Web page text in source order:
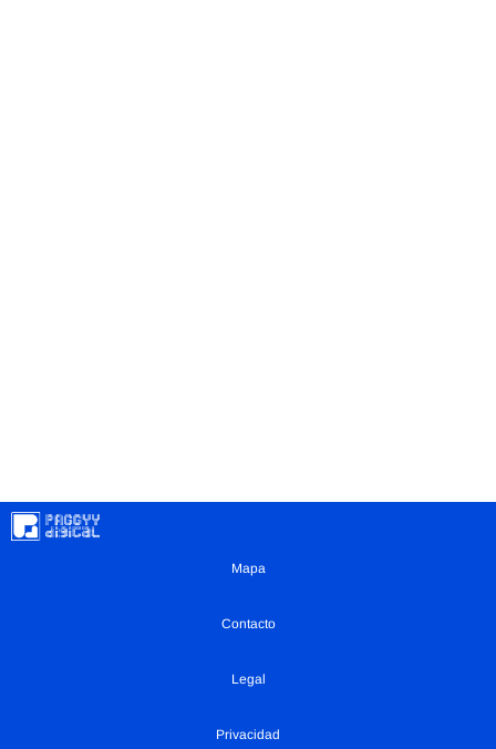
Mapa
Contacto
Legal
Privacidad